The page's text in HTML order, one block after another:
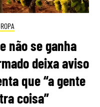
não se ganha
deixa aviso
que “a gente
coisa”